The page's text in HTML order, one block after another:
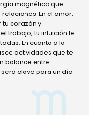
magnética que
En el amor,
tu corazón y
trabajo, tu intuición te
En cuanto a la
actividades que te
balance entre
clave para un día